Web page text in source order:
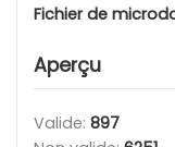
Fichier de
Aperçu
Valide: 897